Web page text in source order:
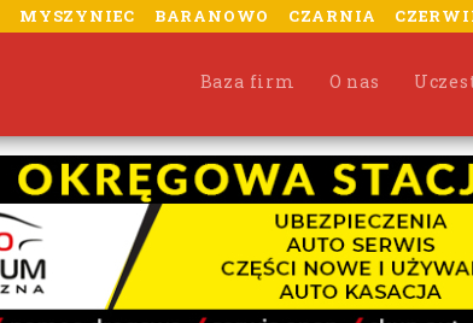
MYSZYNIEC BARANOWO CZARNIA
Baza firm O nas